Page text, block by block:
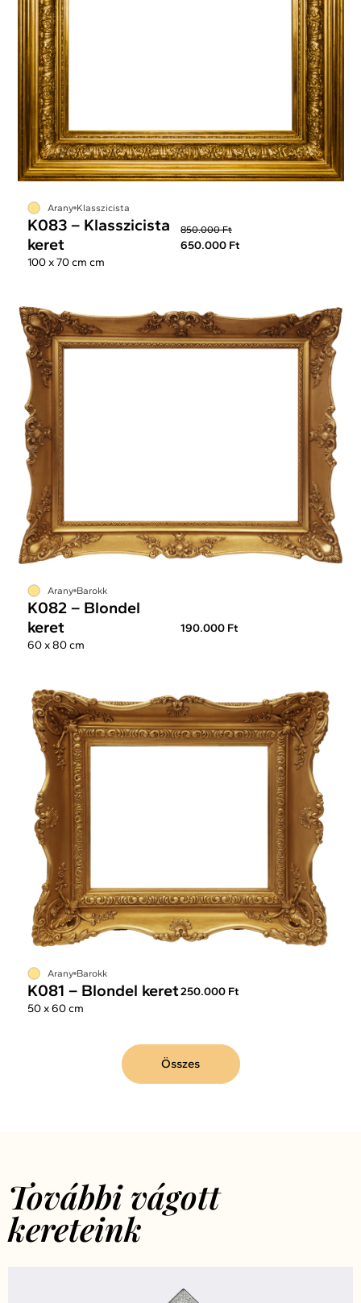
Arany Klasszicista
K083 – Klasszicista
keret
850.000 Ft
650.000 Ft
100 x 70 cm cm
Arany Barokk
K082 – Blondel
keret
190.000 Ft
60 x 80 cm
Arany Barokk
K081 – Blondel keret250.000 Ft
50 x 60 cm
Összes
További vágott
kereteink